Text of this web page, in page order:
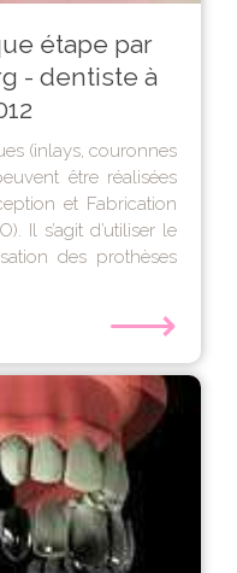
étape par
- dentiste à
(inlays, couronnes
être réalisées
et Fabrication
Il s’agit d’utiliser le
des prothèses
⟶